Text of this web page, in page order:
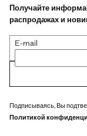
Получайте
распродажах и
E-mail
Подписываясь, Вы
Политикой